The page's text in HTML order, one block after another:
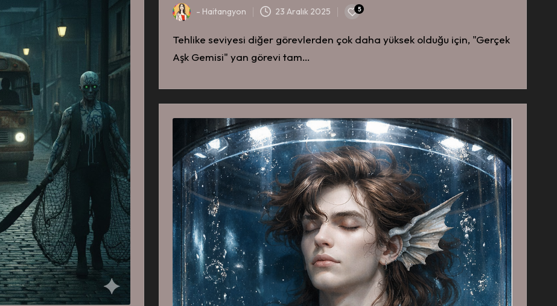
-
- Haitangyon 23 Aralık 2025 5
Tehlike seviyesi diğer görevlerden çok daha yüksek olduğu için, "Gerçek
Aşk Gemisi" yan görevi tam…